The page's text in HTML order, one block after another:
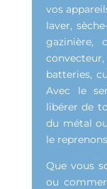
vos
laver,
gazinière,
batteries,
Avec le
libérer de
du métal
le
Que vous
ou